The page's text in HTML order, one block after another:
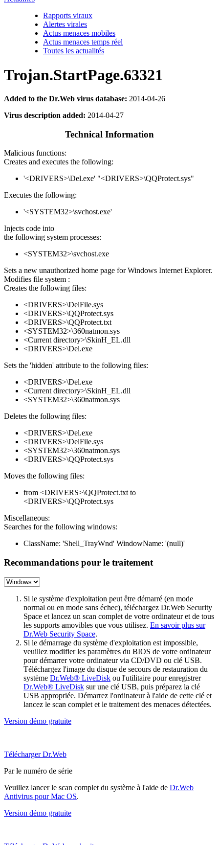
Rapports viraux
Alertes virales
Actus menaces mobiles
Actus menaces temps réel
Toutes les actualités
Trojan.StartPage.63321
Added to the Dr.Web virus database: 2014-04-26
Virus description added: 2014-04-27
Technical Information
Malicious functions:
Creates and executes the following:
'<DRIVERS>\Del.exe' "<DRIVERS>\QQProtect.sys"
Executes the following:
'<SYSTEM32>\svchost.exe'
Injects code into
the following system processes:
<SYSTEM32>\svchost.exe
Sets a new unauthorized home page for Windows Internet Explorer.
Modifies file system :
Creates the following files:
<DRIVERS>\DelFile.sys
<DRIVERS>\QQProtect.sys
<DRIVERS>\QQProtect.txt
<SYSTEM32>\360natmon.sys
<Current directory>\SkinH_EL.dll
<DRIVERS>\Del.exe
Sets the 'hidden' attribute to the following files:
<DRIVERS>\Del.exe
<Current directory>\SkinH_EL.dll
<SYSTEM32>\360natmon.sys
Deletes the following files:
<DRIVERS>\Del.exe
<DRIVERS>\DelFile.sys
<SYSTEM32>\360natmon.sys
<DRIVERS>\QQProtect.sys
Moves the following files:
from <DRIVERS>\QQProtect.txt to
<DRIVERS>\QQProtect.sys
Miscellaneous:
Searches for the following windows:
ClassName: 'Shell_TrayWnd' WindowName: '(null)'
Recommandations pour le traitement
Si le système d'exploitation peut être démarré (en mode
normal ou en mode sans échec), téléchargez Dr.Web Security
Space et lancez un scan complet de votre ordinateur et de tous
les supports amovibles que vous utilisez. En savoir plus sur
Dr.Web Security Space.
Si le démarrage du système d'exploitation est impossible,
veuillez modifier les paramètres du BIOS de votre ordinateur
pour démarrer votre ordinateur via CD/DVD ou clé USB.
Téléchargez l'image du disque de secours de restauration du
système Dr.Web® LiveDisk ou l'utilitaire pour enregistrer
Dr.Web® LiveDisk sur une clé USB, puis préparez la clé
USB appropriée. Démarrez l'ordinateur à l'aide de cette clé et
lancez le scan complet et le traitement des menaces détectées.
Version démo gratuite
Télécharger Dr.Web
Par le numéro de série
Veuillez lancer le scan complet du système à l'aide de Dr.Web
Antivirus pour Mac OS.
Version démo gratuite